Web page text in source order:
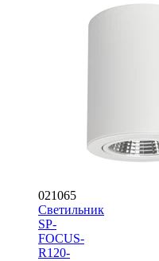
021065
Светильник
SP-
FOCUS-
R120-